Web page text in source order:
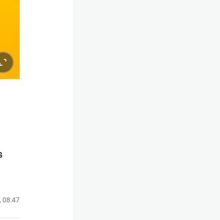
08:47